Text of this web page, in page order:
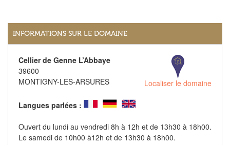
INFORMATIONS SUR LE DOMAINE
Cellier de Genne L’Abbaye
39600
MONTIGNY-LES-ARSURES
Localiser le domaine
Langues parlées :
Ouvert du lundi au vendredi 8h à 12h et de 13h30 à 18h00.
Le samedi de 10h00 à12h et de 13h30 à 18h00.